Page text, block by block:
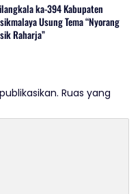
ka-394 Kabupaten
Usung Tema “Nyorang
Raharja”
Ruas yang